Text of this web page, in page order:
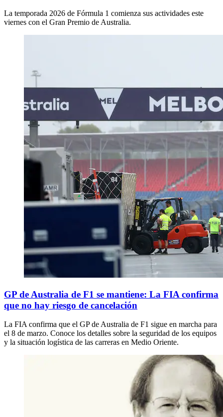
La temporada 2026 de Fórmula 1 comienza sus actividades este
viernes con el Gran Premio de Australia.
GP de Australia de F1 se mantiene: La FIA confirma
que no hay riesgo de cancelación
La FIA confirma que el GP de Australia de F1 sigue en marcha para
el 8 de marzo. Conoce los detalles sobre la seguridad de los equipos
y la situación logística de las carreras en Medio Oriente.